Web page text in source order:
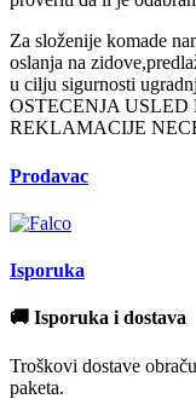
Za složenije komade
oslanja na
u cilju sigurnosti
OSTECENJA
REKLAMACIJE
Prodavac
Isporuka
🚚 Isporuka i dostava
Troškovi dostave
paketa.